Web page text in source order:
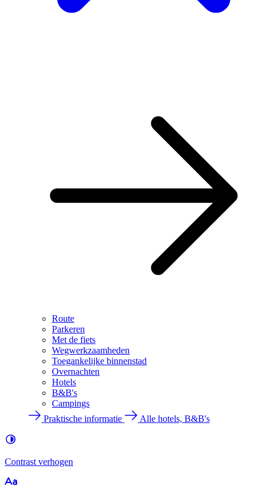
Route
Parkeren
Met de fiets
Wegwerkzaamheden
Toegankelijke binnenstad
Overnachten
Hotels
B&B's
Campings
Praktische informatie
Alle hotels, B&B's
Contrast verhogen